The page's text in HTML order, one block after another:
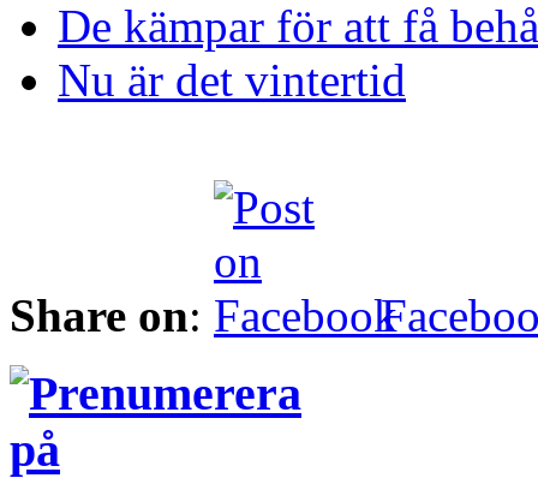
De kämpar för att få
Nu är det vintertid
Share on: